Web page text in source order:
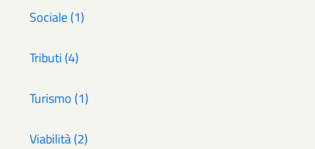
Sociale (1)
Tributi (4)
Turismo (1)
Viabilità (2)